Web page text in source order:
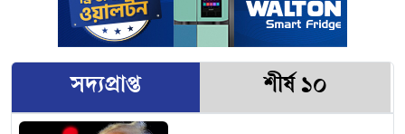
সদ্যপ্রাপ্ত শীর্ষ ১০